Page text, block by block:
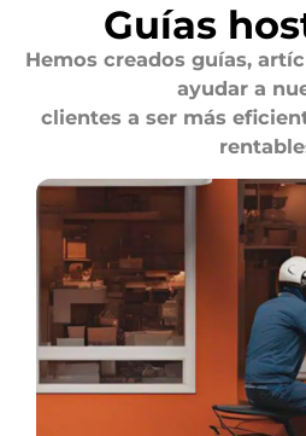
Guías
Hemos creados guías,
ayudar a
clientes a ser más